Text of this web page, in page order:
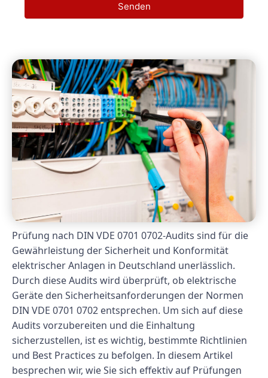
Senden
Prüfung nach DIN VDE 0701 0702-Audits sind für die
Gewährleistung der Sicherheit und Konformität
elektrischer Anlagen in Deutschland unerlässlich.
Durch diese Audits wird überprüft, ob elektrische
Geräte den Sicherheitsanforderungen der Normen
DIN VDE 0701 0702 entsprechen. Um sich auf diese
Audits vorzubereiten und die Einhaltung
sicherzustellen, ist es wichtig, bestimmte Richtlinien
und Best Practices zu befolgen. In diesem Artikel
besprechen wir, wie Sie sich effektiv auf Prüfungen